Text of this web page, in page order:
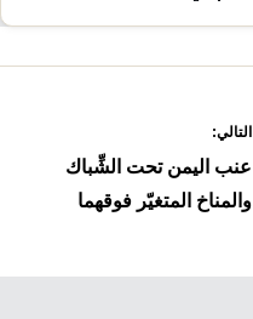
التالي:
عنب اليمن تحت الشِّباك
والمناخ المتغيّر فوقهما